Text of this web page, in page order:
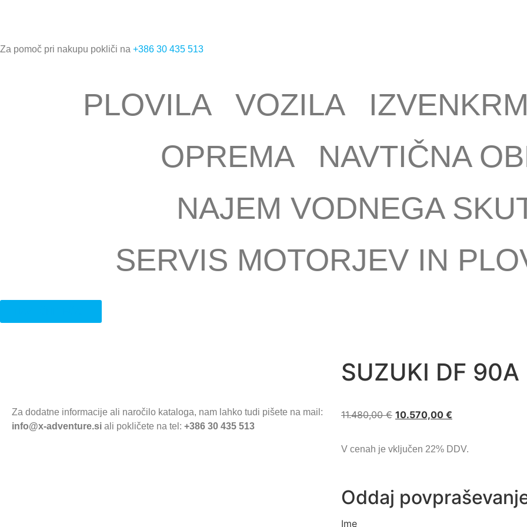
Za pomoč pri nakupu pokliči na +386 30 435 513
PLOVILA VOZILA
OPREMA
NAVTIČNA
NAJEM VODNEGA
SERVIS MOTORJEV IN
Za dodatne informacije ali naročilo kataloga, nam lahko tudi pišete na mail:
info@x-adventure.si ali pokličete na tel: +386 30 435 513
SUZUKI DF 90A
11.480,00€ 10.570,00 €
V cenah je vključen 22% DDV.
Oddaj
Ime